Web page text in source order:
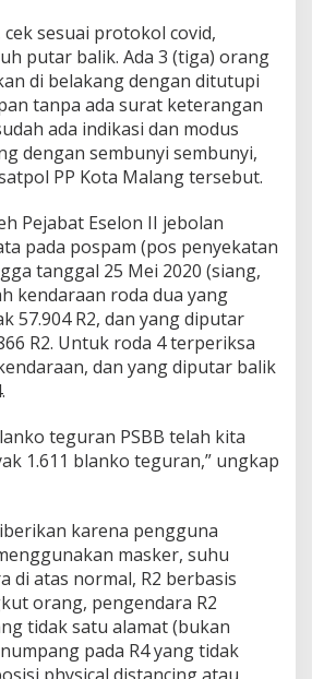
cek sesuai protokol covid,
putar balik. Ada 3 (tiga) orang
di belakang dengan ditutupi
tanpa ada surat keterangan
ada indikasi dan modus
dengan sembunyi sembunyi,
PP Kota Malang tersebut.
Pejabat Eselon II jebolan
pada pospam (pos penyekatan
tanggal 25 Mei 2020 (siang,
kendaraan roda dua yang
57.904 R2, dan yang diputar
R2. Untuk roda 4 terperiksa
dan yang diputar balik
teguran PSBB telah kita
1.611 blanko teguran,” ungkap
karena pengguna
masker, suhu
di atas normal, R2 berbasis
orang, pengendara R2
tidak satu alamat (bukan
pada R4 yang tidak